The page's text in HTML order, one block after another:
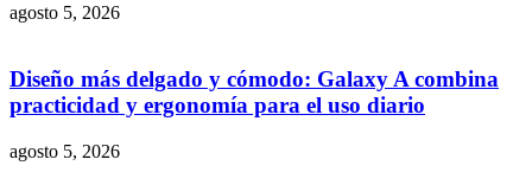
agosto 5, 2026
Diseño más delgado y cómodo: Galaxy A combina
practicidad y ergonomía para el uso diario
agosto 5, 2026